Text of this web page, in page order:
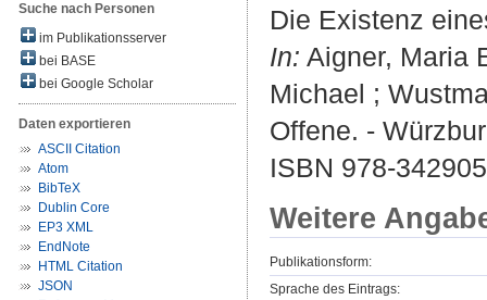
Suche nach Personen
im Publikationsserver
bei BASE
bei Google Scholar
Daten exportieren
ASCII Citation
Atom
BibTeX
Dublin Core
EP3 XML
EndNote
HTML Citation
JSON
Die Existenz
In: Aigner, Maria
Michael ;
Offene. -
ISBN 978-
Weitere
Publikationsform:
Sprache des Eintrags: